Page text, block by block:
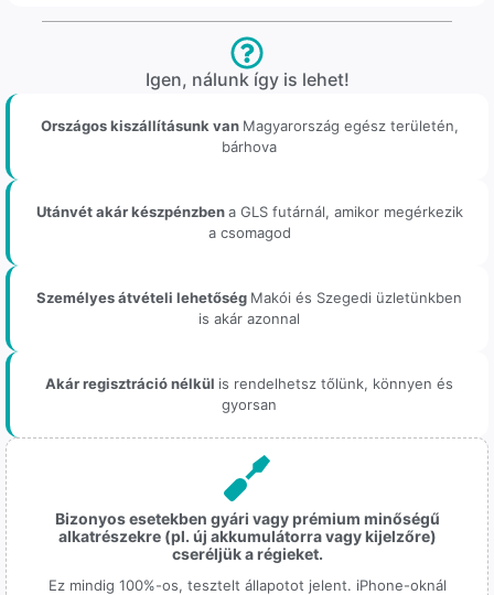
Igen, nálunk így is lehet!
Országos kiszállításunk van Magyarország egész területén,
bárhova
Utánvét akár készpénzbena GLS futárnál, amikor megérkezik
a csomagod
Személyes átvételi lehetőség Makói és Szegedi üzletünkben
is akár azonnal
Akár regisztráció nélkül is rendelhetsz tőlünk, könnyen és
gyorsan
Bizonyos esetekben gyári vagy prémium minőségű
alkatrészekre (pl. új akkumulátorra vagy kijelzőre)
cseréljük a régieket.
Ez mindig 100%-os, tesztelt állapotot jelent. iPhone-oknál